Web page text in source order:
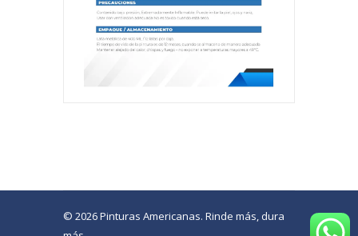
© 2026 Pinturas Americanas. Rinde más, dura